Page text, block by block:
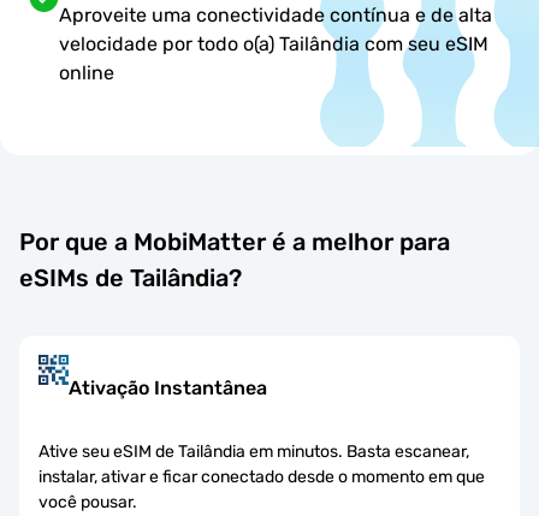
Aproveite uma conectividade contínua e de alta
velocidade por todo o(a) Tailândia com seu eSIM
online
Por que a MobiMatter é a melhor para
eSIMs de Tailândia?
Ativação Instantânea
Ative seu eSIM de Tailândia em minutos. Basta escanear,
instalar, ativar e ficar conectado desde o momento em que
você pousar.